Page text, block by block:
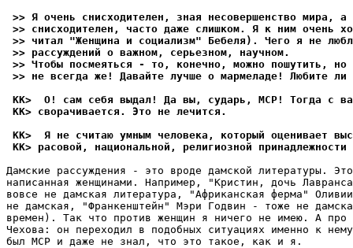
>> Я очень снисходителен, зная несовершенство мира, а
>> снисходителен, часто даже слишком. Я к ним очень
>> читал "Женщина и социализм" Бебеля). Чего я не
>> рассуждений о важном, серьезном, научном.
>> Чтобы посмеяться - то, конечно, можно пошутить, но
>> не всегда же! Давайте лучше о мармеладе! Любите ли
KK>  О! сам себя выдал! Да вы, сударь, MCP! Тогда с
KK> сворачивается. Это не лечится.
KK>  Я не считаю умным человека, который оценивает
KK> расовой, национальной, религиозной принадлежности
Дамские рассуждения - это вроде дамской литературы.
написанная женщинами. Например, "Кристин, дочь
вовсе не дамская литература, "Африканская ферма"
не дамская, "Франкенштейн" Мэри Годвин - тоже не
времен). Так что против женщин я ничего не имею. А про
Чехова: он переходил в подобных ситуациях именно к
был МСР и даже не знал, что это такое, как и я.